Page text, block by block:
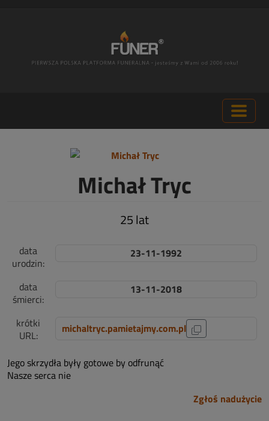
Michał Tryc
25 lat
data
urodzin:
23-11-1992
data
śmierci:
13-11-2018
krótki
URL:
michaltryc.pamietajmy.com.pl
Jego skrzydła były gotowe by odfrunąć
Nasze serca nie
Zgłoś nadużycie